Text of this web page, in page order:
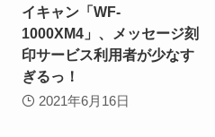
イキャン「WF-
1000XM4」、メッセージ刻
印サービス利用者が少なす
ぎるっ！
2021年6月16日